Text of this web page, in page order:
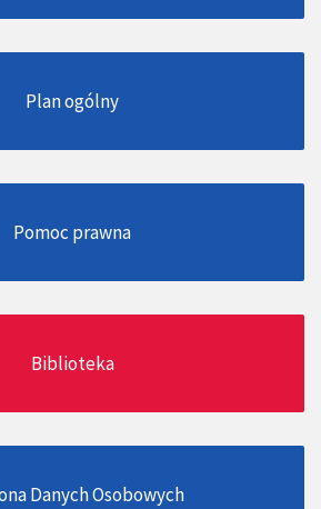
Plan ogólny
Pomoc prawna
Biblioteka
Danych Osobowych